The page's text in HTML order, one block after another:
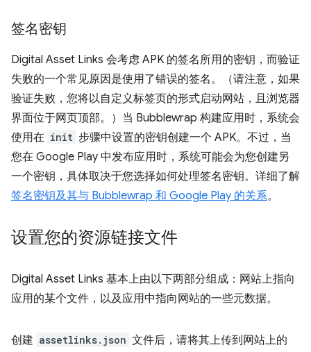
签名密钥
Digital Asset Links 会考虑 APK 的签名所用的密钥，而验证
失败的一个常见原因是使用了错误的签名。（请注意，如果
验证失败，您将以自定义标签页的形式启动网站，且浏览器
界面位于网页顶部。）当 Bubblewrap 构建应用时，系统会
使用在 init 步骤中设置的密钥创建一个 APK。不过，当
您在 Google Play 中发布应用时，系统可能会为您创建另
一个密钥，具体取决于您选择如何处理签名密钥。详细了解
签名密钥及其与 Bubblewrap 和 Google Play 的关系。
设置您的资源链接文件
Digital Asset Links 基本上由以下两部分组成：网站上指向
应用的某个文件，以及应用中指向网站的一些元数据。
创建 assetlinks.json 文件后，请将其上传到网站上的